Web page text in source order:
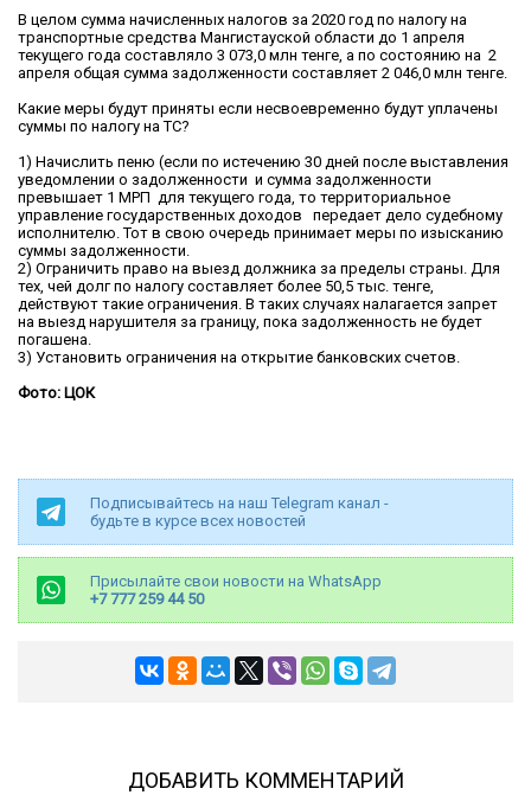
В целом сумма начисленных налогов за 2020 год по налогу на
транспортные средства Мангистауской области до 1 апреля
текущего года составляло 3 073,0 млн тенге, а по состоянию на 2
апреля общая сумма задолженности составляет 2 046,0 млн тенге.
Какие меры будут приняты если несвоевременно будут уплачены
суммы по налогу на ТС?
1) Начислить пеню (если по истечению 30 дней после выставления
уведомлении о задолженности и сумма задолженности
превышает 1 МРП для текущего года, то территориальное
управление государственных доходов передает дело судебному
исполнителю. Тот в свою очередь принимает меры по изысканию
суммы задолженности.
2) Ограничить право на выезд должника за пределы страны. Для
тех, чей долг по налогу составляет более 50,5 тыс. тенге,
действуют такие ограничения. В таких случаях налагается запрет
на выезд нарушителя за границу, пока задолженность не будет
погашена.
3) Установить ограничения на открытие банковских счетов.
Фото: ЦОК
Подписывайтесь на наш Telegram канал -
будьте в курсе всех новостей
Присылайте свои новости на WhatsApp
+7 777 259 44 50
ДОБАВИТЬ КОММЕНТАРИЙ